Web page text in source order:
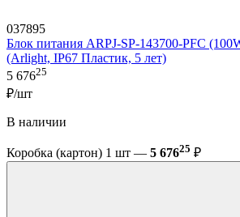
037895
Блок питания ARPJ-SP-143700-PFC
(Arlight, IP67 Пластик, 5 лет)
5 67625
₽/шт
В наличии
Коробка (картон) 1 шт — 5 67625 ₽